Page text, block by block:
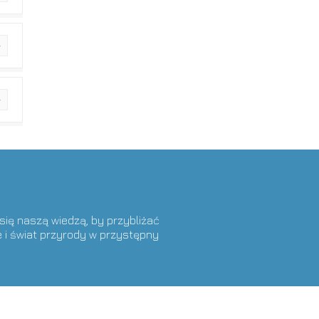
naszą wiedzą, by przybliżać
i świat przyrody w przystępny